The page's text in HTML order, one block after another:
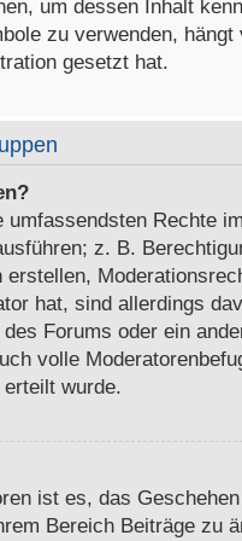
um dessen Inhalt
zu verwenden,
gesetzt hat.
umfassendsten Rechte
z. B.
hat, sind allerdings
Forums oder ein
volle
wurde.
ist es, das
Bereich Beiträge zu